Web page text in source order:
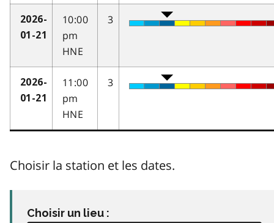
2026-
01-21
10:00
pm
HNE
3
2026-
01-21
11:00
pm
HNE
3
Choisir la station et les dates.
Choisir un lieu :